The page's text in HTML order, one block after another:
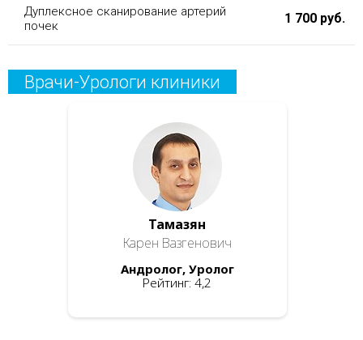
Дуплексное сканирование артерий
почек
1 700 руб.
Врачи-Урологи клиники
Тамазян
Карен Вазгенович
Андролог, Уролог
Рейтинг: 4,2